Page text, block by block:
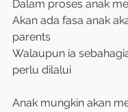
Dalam proses anak
Akan ada fasa anak
parents
Walaupun ia
perlu dilalui
Anak mungkin akan